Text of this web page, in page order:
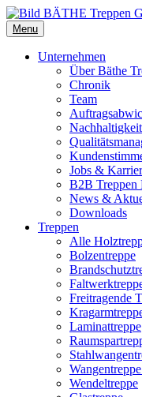
Menu
Unternehmen
Über Bäthe
Chronik
Team
Nachhaltigkeit
Jobs &
B2B Treppen
News &
Downloads
Treppen
Alle
Bolzentreppe
Freitragende
Laminattreppe
Wendeltreppe